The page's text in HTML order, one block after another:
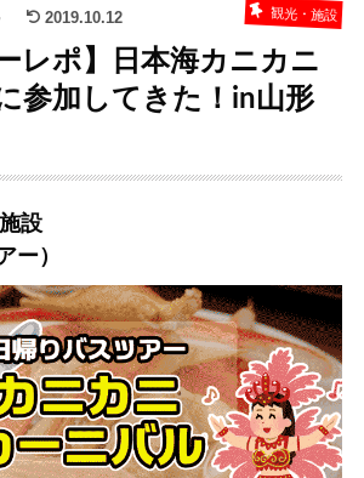
2019.10.12 観光・施設
レポ】日本海カニカニ
参加してきた！in山形
設
ー）